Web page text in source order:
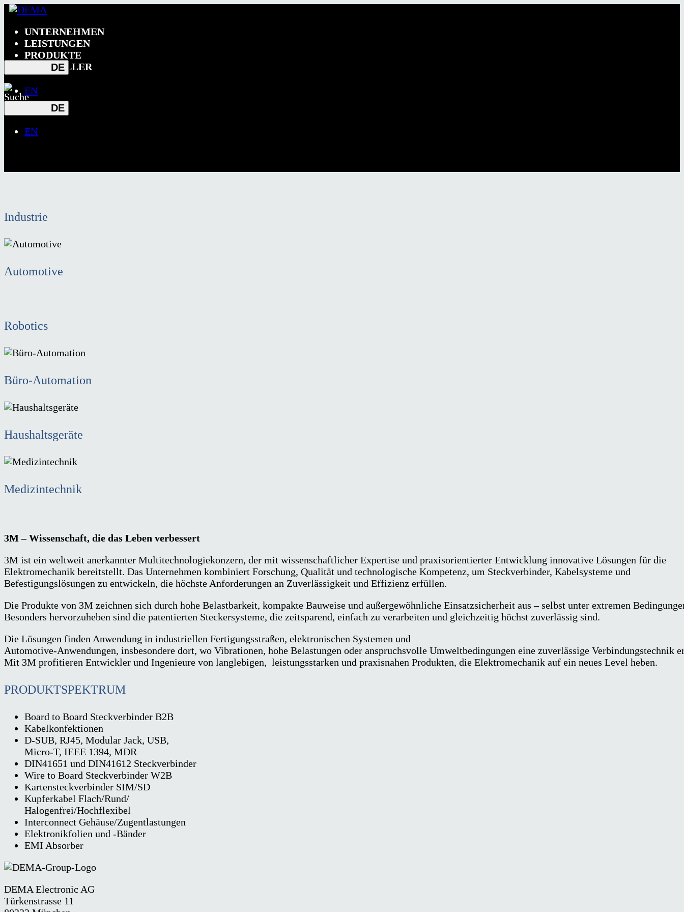
UNTERNEHMEN
LEISTUNGEN
PRODUKTE
HERSTELLER
DE
EN
DE
EN
Industrie
Automotive
Robotics
Büro-Automation
Haushaltsgeräte
Medizintechnik
3M – Wissenschaft, die das Leben verbessert
3M ist ein weltweit anerkannter Multitechnologiekonzern, der mit wissenschaftlicher Expertise und praxisorientierter Entwicklung innovative Lösungen für die
Elektromechanik bereitstellt. Das Unternehmen kombiniert Forschung, Qualität und technologische Kompetenz, um Steckverbinder, Kabelsysteme und
Befestigungslösungen zu entwickeln, die höchste Anforderungen an Zuverlässigkeit und Effizienz erfüllen.
Die Produkte von 3M zeichnen sich durch hohe Belastbarkeit, kompakte Bauweise und außergewöhnliche Einsatzsicherheit aus – selbst unter extremen
Besonders hervorzuheben sind die patentierten Steckersysteme, die zeitsparend, einfach zu verarbeiten und gleichzeitig höchst zuverlässig sind.
Die Lösungen finden Anwendung in industriellen Fertigungsstraßen, elektronischen Systemen und
Automotive-Anwendungen, insbesondere dort, wo Vibrationen, hohe Belastungen oder anspruchsvolle Umweltbedingungen eine zuverlässige Verbindungstechnik
Mit 3M profitieren Entwickler und Ingenieure von langlebigen, leistungsstarken und praxisnahen Produkten, die Elektromechanik auf ein neues Level heben.
PRODUKTSPEKTRUM
Board to Board Steckverbinder B2B
Kabelkonfektionen
D-SUB, RJ45, Modular Jack, USB,
Micro-T, IEEE 1394, MDR
DIN41651 und DIN41612 Steckverbinder
Wire to Board Steckverbinder W2B
Kartensteckverbinder SIM/SD
Kupferkabel Flach/Rund/
Halogenfrei/Hochflexibel
Interconnect Gehäuse/Zugentlastungen
Elektronikfolien und -Bänder
EMI Absorber
DEMA Electronic AG
Türkenstrasse 11